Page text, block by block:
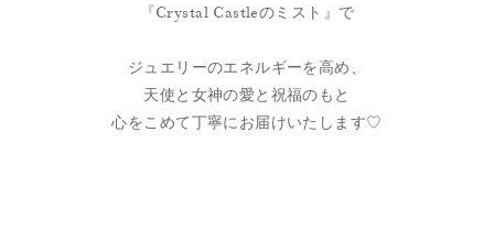
『Crystal Castleのミスト』で
ジュエリーのエネルギーを高め、
天使と女神の愛と祝福のもと
心をこめて丁寧にお届けいたします♡